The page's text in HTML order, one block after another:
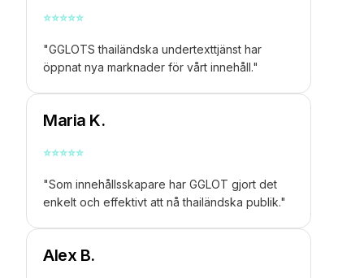
⭐⭐⭐⭐⭐
"GGLOTS thailändska undertexttjänst har
öppnat nya marknader för vårt innehåll."
Maria K.
⭐⭐⭐⭐⭐
"Som innehållsskapare har GGLOT gjort det
enkelt och effektivt att nå thailändska publik."
Alex B.